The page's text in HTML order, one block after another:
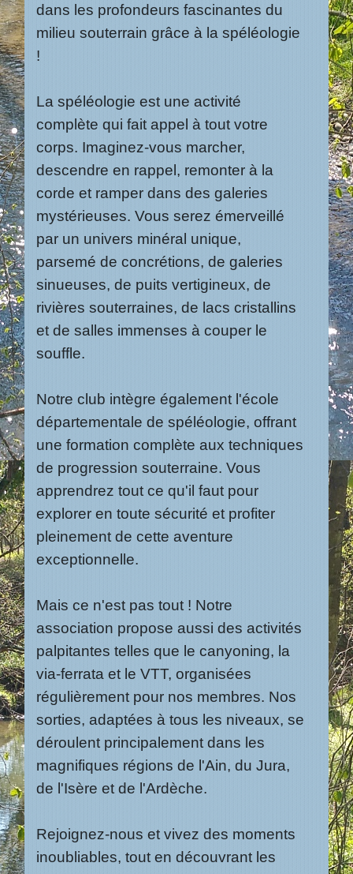
dans les profondeurs fascinantes du
milieu souterrain grâce à la spéléologie
!
La spéléologie est une activité
complète qui fait appel à tout votre
corps. Imaginez-vous marcher,
descendre en rappel, remonter à la
corde et ramper dans des galeries
mystérieuses. Vous serez émerveillé
par un univers minéral unique,
parsemé de concrétions, de galeries
sinueuses, de puits vertigineux, de
rivières souterraines, de lacs cristallins
et de salles immenses à couper le
souffle.
Notre club intègre également l'école
départementale de spéléologie, offrant
une formation complète aux techniques
de progression souterraine. Vous
apprendrez tout ce qu'il faut pour
explorer en toute sécurité et profiter
pleinement de cette aventure
exceptionnelle.
Mais ce n'est pas tout ! Notre
association propose aussi des activités
palpitantes telles que le canyoning, la
via-ferrata et le VTT, organisées
régulièrement pour nos membres. Nos
sorties, adaptées à tous les niveaux, se
déroulent principalement dans les
magnifiques régions de l'Ain, du Jura,
de l'Isère et de l'Ardèche.
Rejoignez-nous et vivez des moments
inoubliables, tout en découvrant les